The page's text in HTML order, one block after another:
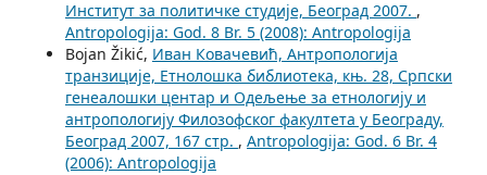
Институт за политичке студије, Београд 2007. ,
Antropologija: God. 8 Br. 5 (2008): Antropologija
Bojan Žikić, Иван Ковачевић, Антропологија
транзиције, Етнолошка библиотека, књ. 28, Српски
генеалошки центар и Одељење за етнологију и
антропологију Филозофског факултета у Београду,
Београд 2007, 167 стр. , Antropologija: God. 6 Br. 4
(2006): Antropologija